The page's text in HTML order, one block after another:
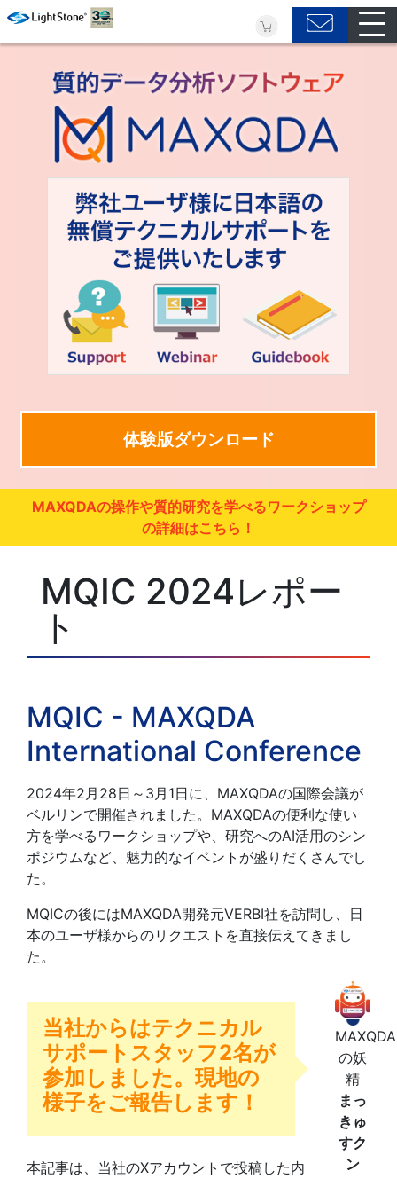
体験版ダウンロード
MAXQDAの操作や質的研究を学べるワークショップ
の詳細はこちら！
MQIC 2024レポー
ト
MQIC - MAXQDA
International Conference
2024年2月28日～3月1日に、MAXQDAの国際会議が
ベルリンで開催されました。MAXQDAの便利な使い
方を学べるワークショップや、研究へのAI活用のシン
ポジウムなど、魅力的なイベントが盛りだくさんでし
た。
MQICの後にはMAXQDA開発元VERBI社を訪問し、日
本のユーザ様からのリクエストを直接伝えてきまし
た。
当社からはテクニカル
サポートスタッフ2名が
参加しました。現地の
様子をご報告します！
本記事は、当社のXアカウントで投稿した内
MAXQDA
の妖
精
まっ
きゅ
すク
ン